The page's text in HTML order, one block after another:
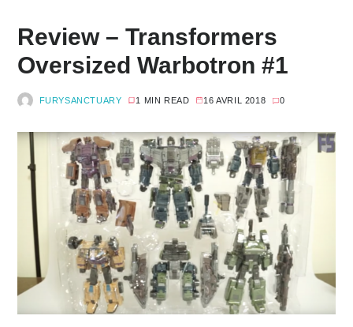
Review – Transformers
Oversized Warbotron #1
FURYSANCTUARY 1 MIN READ 16 AVRIL 2018 0